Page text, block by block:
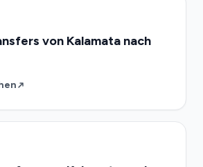
von Kalamata nach